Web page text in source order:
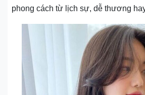
phong cách từ lịch sự, dễ thương